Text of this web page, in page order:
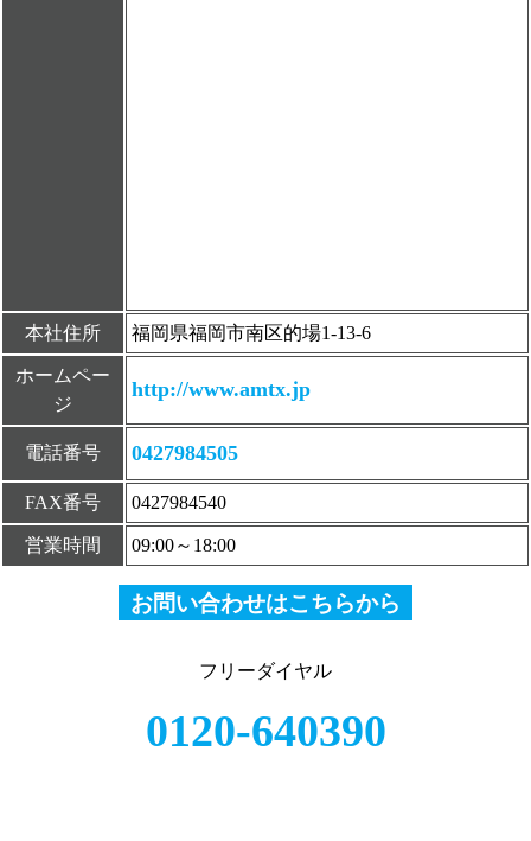
本社住所 福岡県福岡市南区的場1-13-6
ホームペー
ジ
http://www.amtx.jp
電話番号 0427984505
FAX番号 0427984540
営業時間 09:00～18:00
お問い合わせはこちらから
フリーダイヤル
0120-640390